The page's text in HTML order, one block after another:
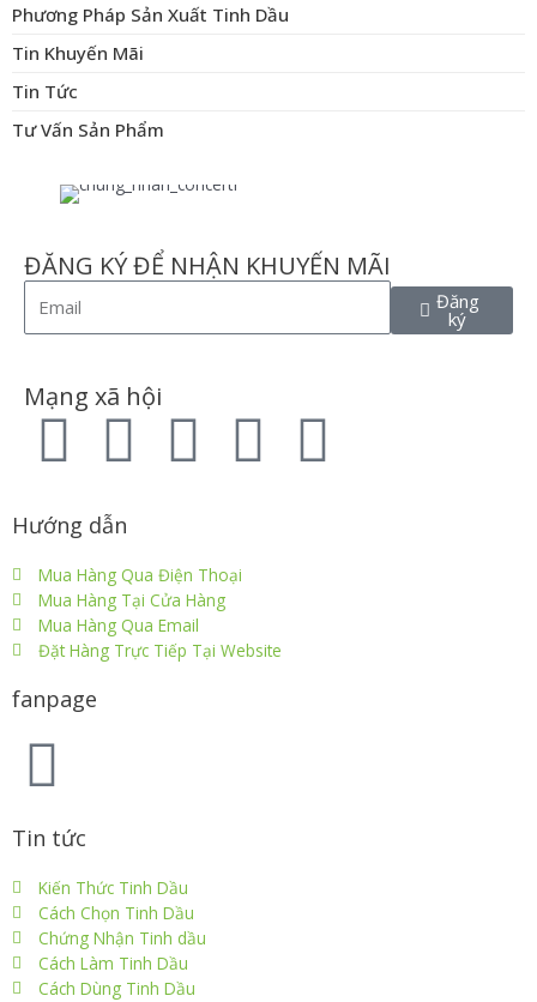
Phương Pháp Sản Xuất Tinh Dầu
Tin Khuyến Mãi
Tin Tức
Tư Vấn Sản Phẩm
ĐĂNG KÝ ĐỂ NHẬN KHUYẾN MÃI
Đăng
ký
Mạng xã hội
Hướng dẫn
Mua Hàng Qua Điện Thoại
Mua Hàng Tại Cửa Hàng
Mua Hàng Qua Email
Đặt Hàng Trực Tiếp Tại Website
fanpage
Tin tức
Kiến Thức Tinh Dầu
Cách Chọn Tinh Dầu
Chứng Nhận Tinh dầu
Cách Làm Tinh Dầu
Cách Dùng Tinh Dầu